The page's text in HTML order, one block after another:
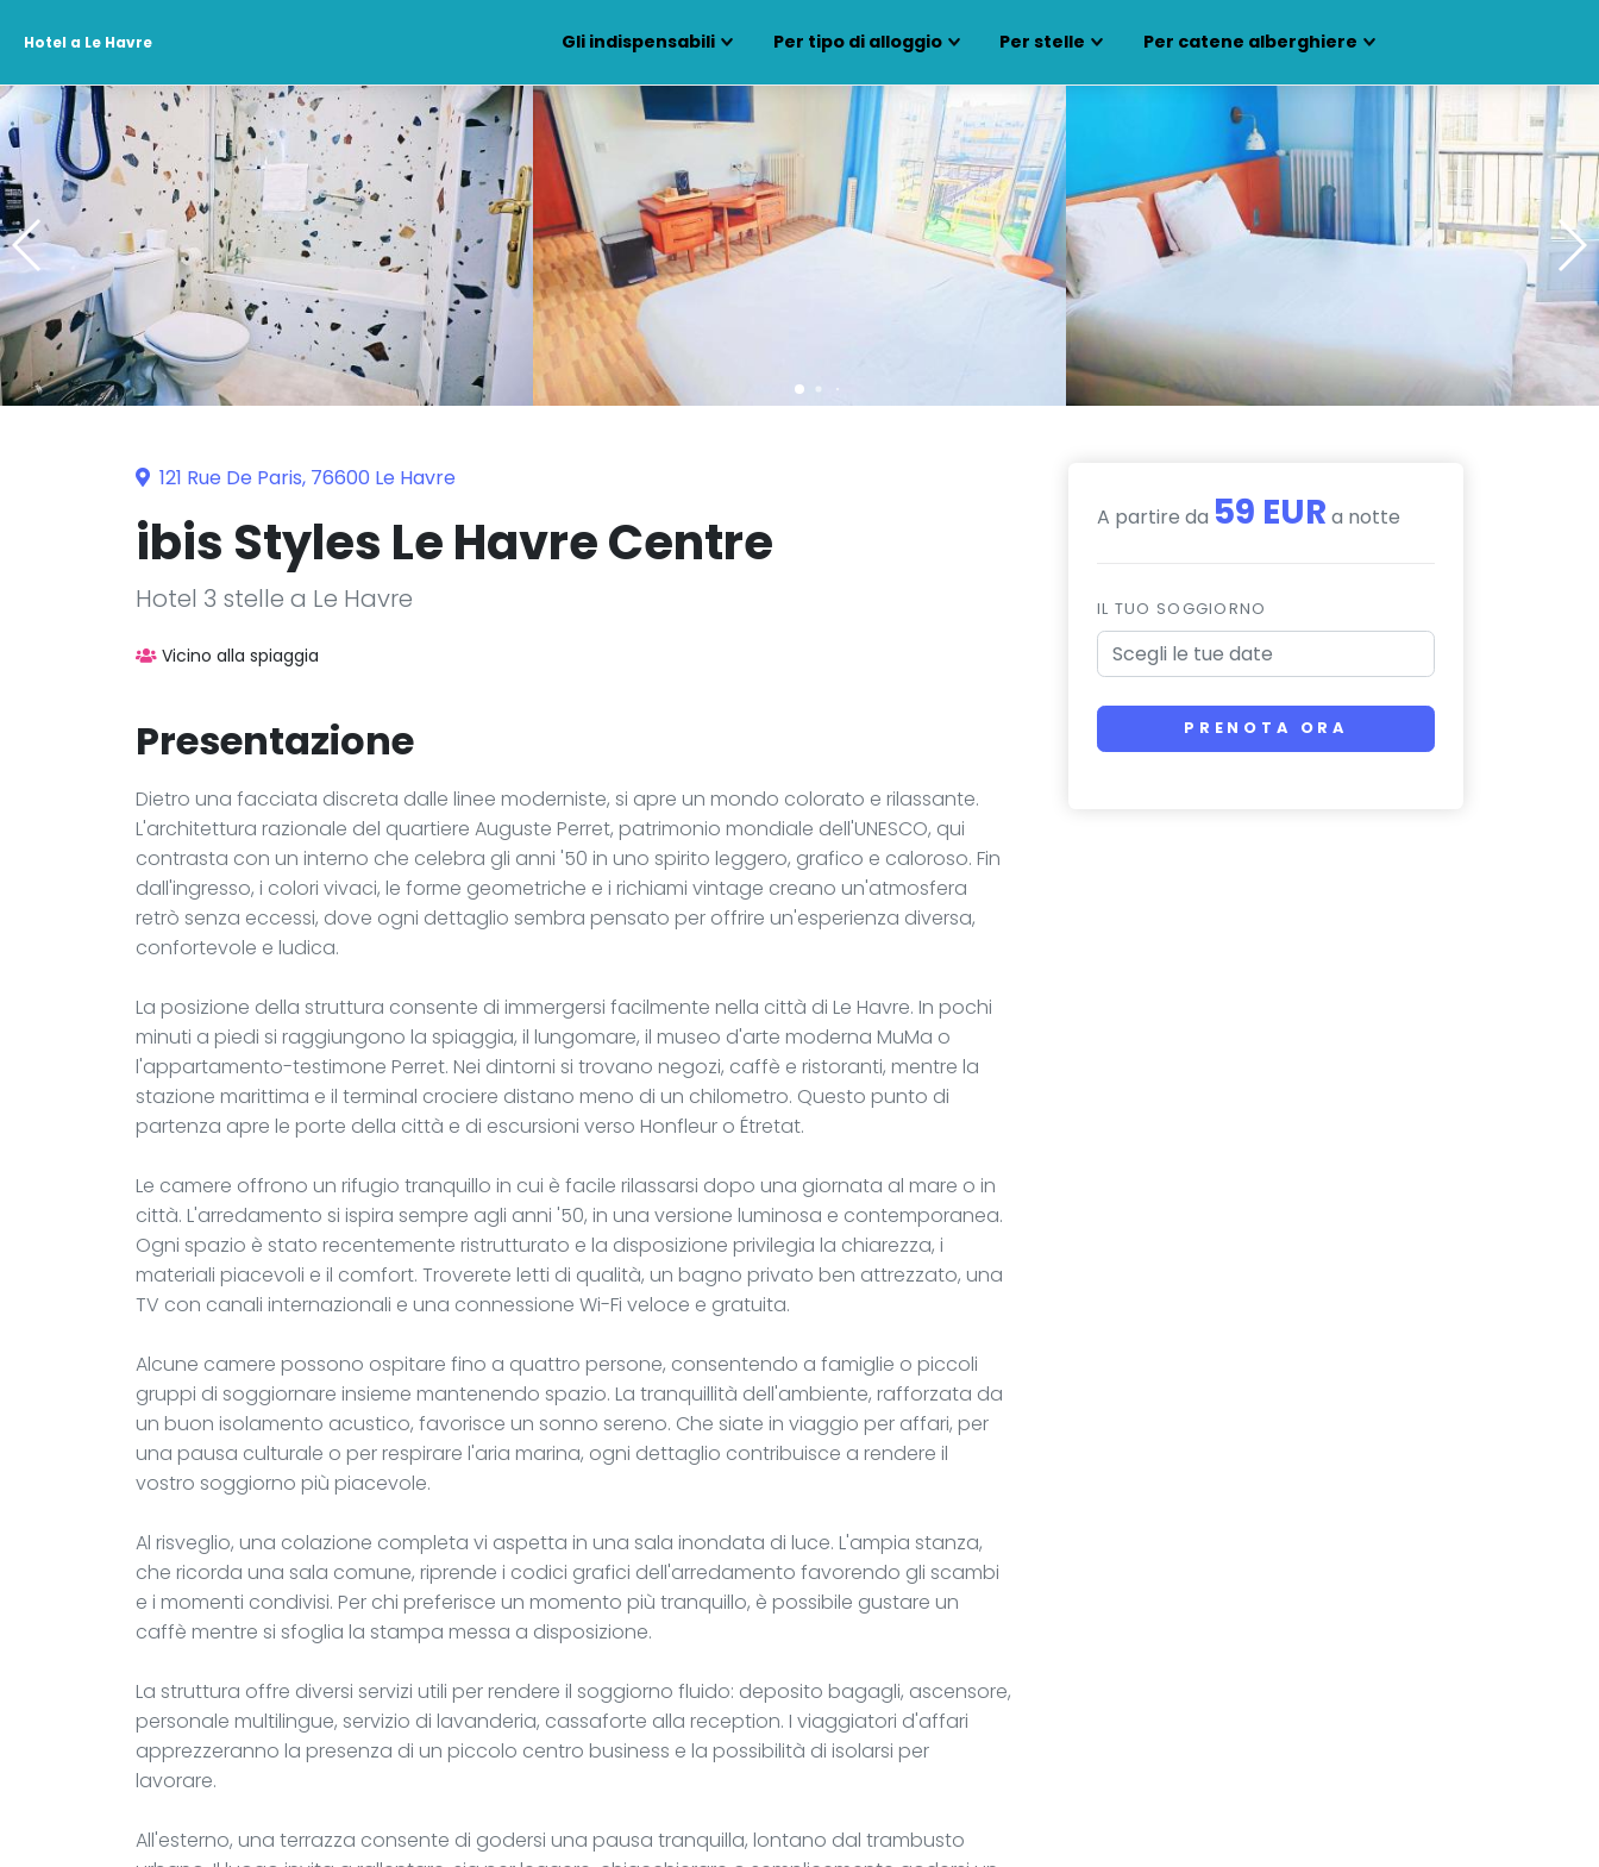
Hotel a Le Havre Gli indispensabili Per tipo di alloggio Per stelle Per catene alberghiere
121 Rue De Paris, 76600 Le Havre
ibis Styles Le Havre Centre
Hotel 3 stelle a Le Havre
Vicino alla spiaggia
Presentazione
Dietro una facciata discreta dalle linee moderniste, si apre un mondo colorato e rilassante.
L'architettura razionale del quartiere Auguste Perret, patrimonio mondiale dell'UNESCO, qui
contrasta con un interno che celebra gli anni '50 in uno spirito leggero, grafico e caloroso. Fin
dall'ingresso, i colori vivaci, le forme geometriche e i richiami vintage creano un'atmosfera
retrò senza eccessi, dove ogni dettaglio sembra pensato per offrire un'esperienza diversa,
confortevole e ludica.
La posizione della struttura consente di immergersi facilmente nella città di Le Havre. In pochi
minuti a piedi si raggiungono la spiaggia, il lungomare, il museo d'arte moderna MuMa o
l'appartamento-testimone Perret. Nei dintorni si trovano negozi, caffè e ristoranti, mentre la
stazione marittima e il terminal crociere distano meno di un chilometro. Questo punto di
partenza apre le porte della città e di escursioni verso Honfleur o Étretat.
Le camere offrono un rifugio tranquillo in cui è facile rilassarsi dopo una giornata al mare o in
città. L'arredamento si ispira sempre agli anni '50, in una versione luminosa e contemporanea.
Ogni spazio è stato recentemente ristrutturato e la disposizione privilegia la chiarezza, i
materiali piacevoli e il comfort. Troverete letti di qualità, un bagno privato ben attrezzato, una
TV con canali internazionali e una connessione Wi-Fi veloce e gratuita.
Alcune camere possono ospitare fino a quattro persone, consentendo a famiglie o piccoli
gruppi di soggiornare insieme mantenendo spazio. La tranquillità dell'ambiente, rafforzata da
un buon isolamento acustico, favorisce un sonno sereno. Che siate in viaggio per affari, per
una pausa culturale o per respirare l'aria marina, ogni dettaglio contribuisce a rendere il
vostro soggiorno più piacevole.
Al risveglio, una colazione completa vi aspetta in una sala inondata di luce. L'ampia stanza,
che ricorda una sala comune, riprende i codici grafici dell'arredamento favorendo gli scambi
e i momenti condivisi. Per chi preferisce un momento più tranquillo, è possibile gustare un
caffè mentre si sfoglia la stampa messa a disposizione.
La struttura offre diversi servizi utili per rendere il soggiorno fluido: deposito bagagli, ascensore,
personale multilingue, servizio di lavanderia, cassaforte alla reception. I viaggiatori d'affari
apprezzeranno la presenza di un piccolo centro business e la possibilità di isolarsi per
lavorare.
All'esterno, una terrazza consente di godersi una pausa tranquilla, lontano dal trambusto
A partire da 59 EUR a notte
IL TUO SOGGIORNO
PRENOTA ORA